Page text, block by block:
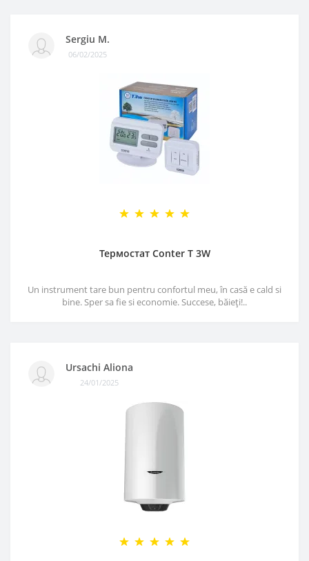
Sergiu M.
06/02/2025
Термостат Conter T 3W
Un instrument tare bun pentru confortul meu, în casă e cald si
bine. Sper sa fie si economie. Succese, băieți!..
Ursachi Aliona
24/01/2025